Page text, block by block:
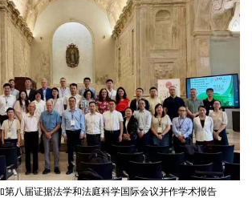
第八届证据法学和法庭科学国际会议并作学术报告